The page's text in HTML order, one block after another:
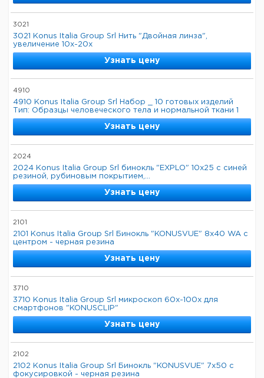
3021
3021 Konus Italia Group Srl Нить "Двойная линза",
увеличение 10x-20x
Узнать цену
4910
4910 Konus Italia Group Srl Набор _ 10 готовых изделий
Тип: Образцы человеческого тела и нормальной ткани 1
Узнать цену
2024
2024 Konus Italia Group Srl бинокль "EXPLO" 10x25 с синей
резиной, рубиновым покрытием,...
Узнать цену
2101
2101 Konus Italia Group Srl Бинокль "KONUSVUE" 8x40 WA с
центром - черная резина
Узнать цену
3710
3710 Konus Italia Group Srl микроскоп 60х-100х для
смартфонов "KONUSCLIP"
Узнать цену
2102
2102 Konus Italia Group Srl Бинокль "KONUSVUE" 7x50 с
фокусировкой - черная резина